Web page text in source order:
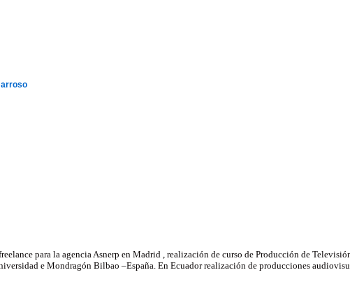
para la agencia Asnerp en Madrid , realización de curso de Producción de
e Mondragón Bilbao –España. En Ecuador realización de producciones